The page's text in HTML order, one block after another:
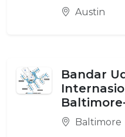
Austin
Bandar
Baltimore